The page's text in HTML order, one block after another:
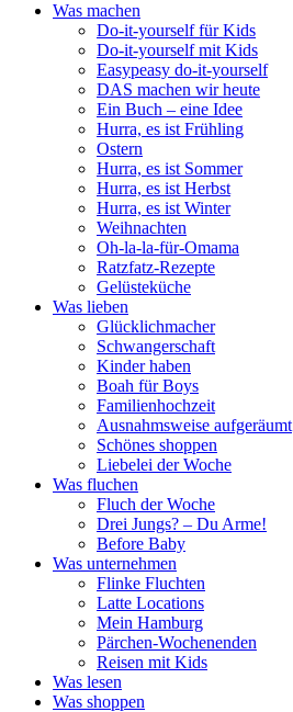
Was machen
Do-it-yourself für Kids
Do-it-yourself mit Kids
Easypeasy do-it-yourself
DAS machen wir heute
Ein Buch – eine Idee
Hurra, es ist Frühling
Ostern
Hurra, es ist Sommer
Hurra, es ist Herbst
Hurra, es ist Winter
Weihnachten
Oh-la-la-für-Omama
Ratzfatz-Rezepte
Gelüsteküche
Was lieben
Glücklichmacher
Schwangerschaft
Kinder haben
Boah für Boys
Familienhochzeit
Ausnahmsweise aufgeräumt
Schönes shoppen
Liebelei der Woche
Was fluchen
Fluch der Woche
Drei Jungs? – Du Arme!
Before Baby
Was unternehmen
Flinke Fluchten
Latte Locations
Mein Hamburg
Pärchen-Wochenenden
Reisen mit Kids
Was lesen
Was shoppen